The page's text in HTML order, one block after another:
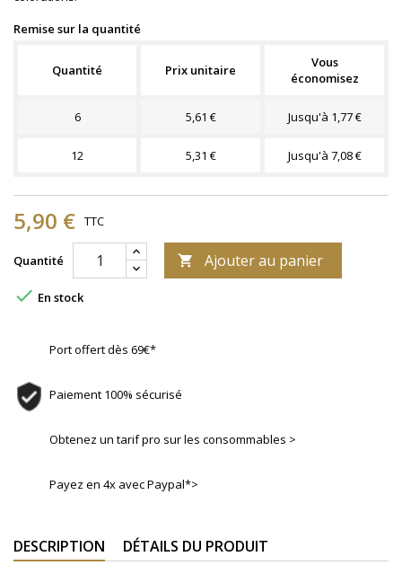
Remise sur la quantité
Quantité Prix unitaire
Vous
économisez
6 5,61 € Jusqu'à 1,77 €
12 5,31 € Jusqu'à 7,08 €
5,90 € TTC
Quantité  Ajouter au panier
 En stock
Port offert dès 69€*
Paiement 100% sécurisé
Obtenez un tarif pro sur les consommables >
Payez en 4x avec Paypal*>
DESCRIPTION DÉTAILS DU PRODUIT